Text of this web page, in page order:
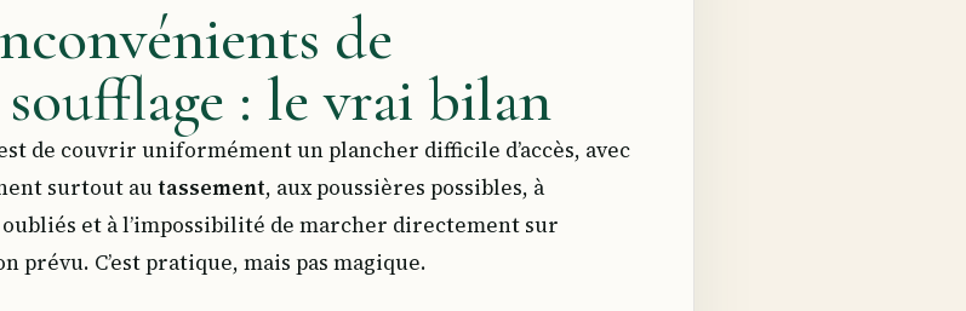
de
: le vrai bilan
de couvrir uniformément un plancher difficile d’accès, avec
surtout autassement, aux poussières possibles, à
et à l’impossibilité de marcher directement sur
prévu. C’est pratique, mais pas magique.